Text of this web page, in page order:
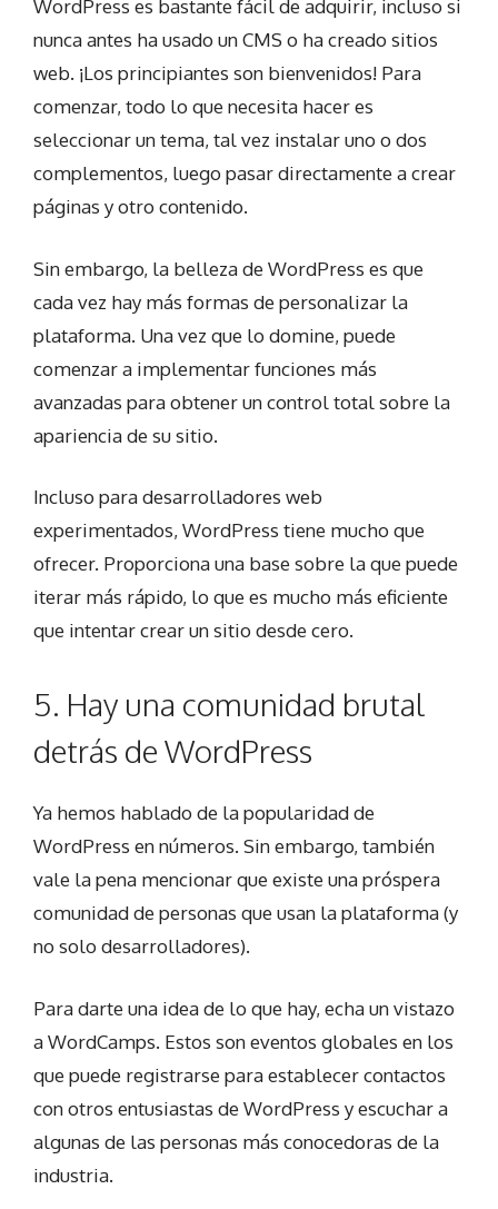
WordPress es bastante fácil de adquirir, incluso si
nunca antes ha usado un CMS o ha creado sitios
web. ¡Los principiantes son bienvenidos! Para
comenzar, todo lo que necesita hacer es
seleccionar un tema, tal vez instalar uno o dos
complementos, luego pasar directamente a crear
páginas y otro contenido.
Sin embargo, la belleza de WordPress es que
cada vez hay más formas de personalizar la
plataforma. Una vez que lo domine, puede
comenzar a implementar funciones más
avanzadas para obtener un control total sobre la
apariencia de su sitio.
Incluso para desarrolladores web
experimentados, WordPress tiene mucho que
ofrecer. Proporciona una base sobre la que puede
iterar más rápido, lo que es mucho más eficiente
que intentar crear un sitio desde cero.
5. Hay una comunidad brutal
detrás de WordPress
Ya hemos hablado de la popularidad de
WordPress en números. Sin embargo, también
vale la pena mencionar que existe una próspera
comunidad de personas que usan la plataforma (y
no solo desarrolladores).
Para darte una idea de lo que hay, echa un vistazo
a WordCamps. Estos son eventos globales en los
que puede registrarse para establecer contactos
con otros entusiastas de WordPress y escuchar a
algunas de las personas más conocedoras de la
industria.